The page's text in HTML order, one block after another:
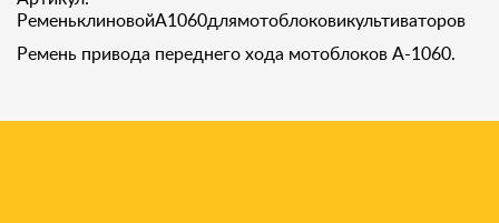
РеменьклиновойA1060длямотоблоковикультиваторов
Ремень привода переднего хода мотоблоков A-1060.